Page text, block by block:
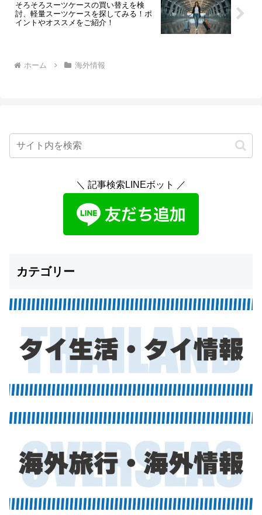
そろそろスーツケースの買い替えを検
討、軽量スーツケースを探してみる！ポ
イントやオススメをご紹介！
ホーム 海外情報
＼ 記事検索LINEボット ／
カテゴリー